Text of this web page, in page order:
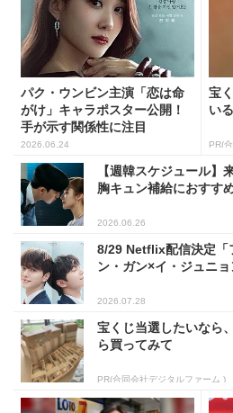
パク・ウンビン主演「恋は命
がけ」キャラポスター公開！
手が示す関係性に注目
2026.06.24
宝
い
PR(
【週韓スケジュール】
胸キュン補給におすす
2026.06.26
8/29 Netflix配信決定「
ン・ガン×イ・ジュニ
2026.07.28
宝くじ当選したいなら
ら買ってみて
PR(合同会社デジタルファーム )